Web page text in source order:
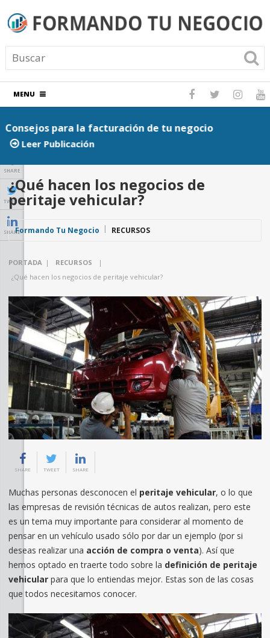
MENU
Consejos para la facturación de tu negocio
Leer Publicación
SHARE
TWEET
SHARE
¿Qué hacen los negocios de
peritaje vehicular?
Formando Tu Negocio RECURSOS
PORTADA | RECURSOS
|
¿Qué hacen los negocios de peritaje vehicular?
SHARE TWEET SHARE
Muchas personas desconocen el peritaje vehicular, o lo que
las empresas de revisión técnicas de autos realizan, pero este
es un tema muy importante para considerar al momento de
pensar en un vehículo usado sólo por dar un ejemplo (por si
deseas realizar una acción de compra o venta). Así que
hemos optado en traerte todo sobre la definición de peritaje
vehicular para que lo entiendas mejor. Estas son de las cosas
que todos necesitamos conocer.